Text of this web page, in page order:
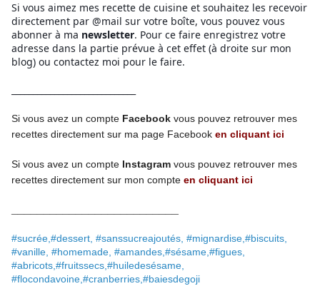
Si vous aimez mes recette de cuisine et souhaitez les recevoir
directement par @mail sur votre boîte, vous pouvez vous
abonner à ma newsletter. Pour ce faire enregistrez votre
adresse dans la partie prévue à cet effet (à droite sur mon
blog) ou contactez moi pour le faire.
Si vous avez un compte Facebook vous pouvez retrouver mes
recettes directement sur ma page Facebook en cliquant ici
Si vous avez un compte Instagram vous pouvez retrouver mes
recettes directement sur mon compte en cliquant ici
#sucrée,#dessert, #sanssucreajoutés, #mignardise,#biscuits,
#vanille, #homemade, #amandes,#sésame,#figues,
#abricots,#fruitssecs,#huiledesésame,
#flocondavoine,#cranberries,#baiesdegoji